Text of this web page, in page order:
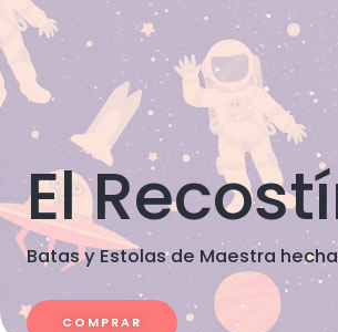
contenido
El
Batas y Estolas de Maestra
COMPRAR